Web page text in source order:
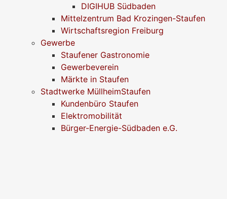
DIGIHUB Südbaden
Mittelzentrum Bad Krozingen-Staufen
Wirtschaftsregion Freiburg
Gewerbe
Staufener Gastronomie
Gewerbeverein
Märkte in Staufen
Stadtwerke MüllheimStaufen
Kundenbüro Staufen
Elektromobilität
Bürger-Energie-Südbaden e.G.